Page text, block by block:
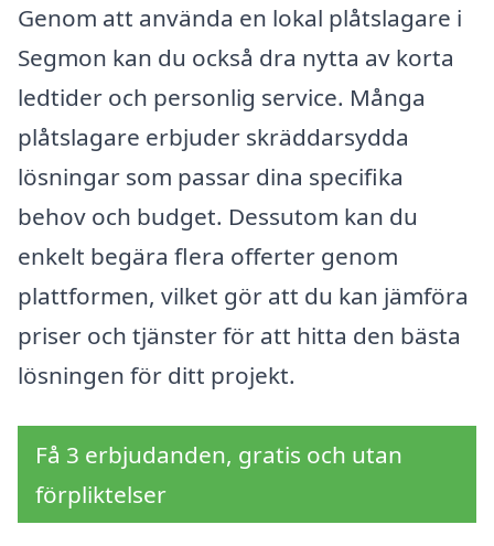
Genom att använda en lokal plåtslagare i
Segmon kan du också dra nytta av korta
ledtider och personlig service. Många
plåtslagare erbjuder skräddarsydda
lösningar som passar dina specifika
behov och budget. Dessutom kan du
enkelt begära flera offerter genom
plattformen, vilket gör att du kan jämföra
priser och tjänster för att hitta den bästa
lösningen för ditt projekt.
Få 3 erbjudanden, gratis och utan
förpliktelser